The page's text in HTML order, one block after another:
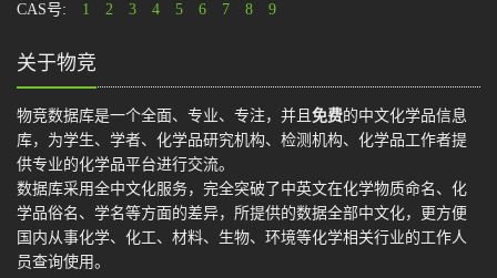
CAS号: 1 2 3 4 5 6 7 8 9
关于物竞
物竞数据库是一个全面、专业、专注，并且 免费的中文化学品信息
库，为学生、学者、化学品研究机构、检测机构、化学品工作者提
供专业的化学品平台进行交流。
数据库采用全中文化服务，完全突破了中英文在化学物质命名、化
学品俗名、学名等方面的差异，所提供的数据全部中文化，更方便
国内从事化学、化工、材料、生物、环境等化学相关行业的工作人
员查询使用。